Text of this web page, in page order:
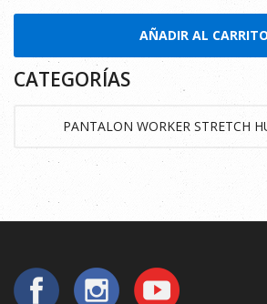
AÑADIR AL CARRITO
CATEGORÍAS